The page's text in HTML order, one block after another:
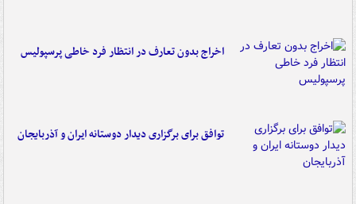
اخراج بدون تعارف در انتظار فرد خاطی پرسپولیس
توافق برای برگزاری دیدار دوستانه ایران و آذربایجان